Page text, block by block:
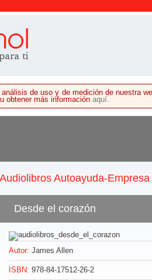
de uso y de medición de nuestra
obtener más información aquí.
Audiolibros Autoayuda-Empresa
Desde el corazón
Autor: James Allen
ISBN: 978-84-17512-26-2